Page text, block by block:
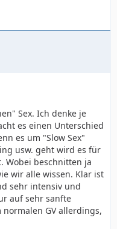
Sex. Ich denke je
es einen Unterschied
es um "Slow Sex"
usw. geht wird es für
Wobei beschnitten ja
wir alle wissen. Klar ist
sehr intensiv und
auf sehr sanfte
GV allerdings,